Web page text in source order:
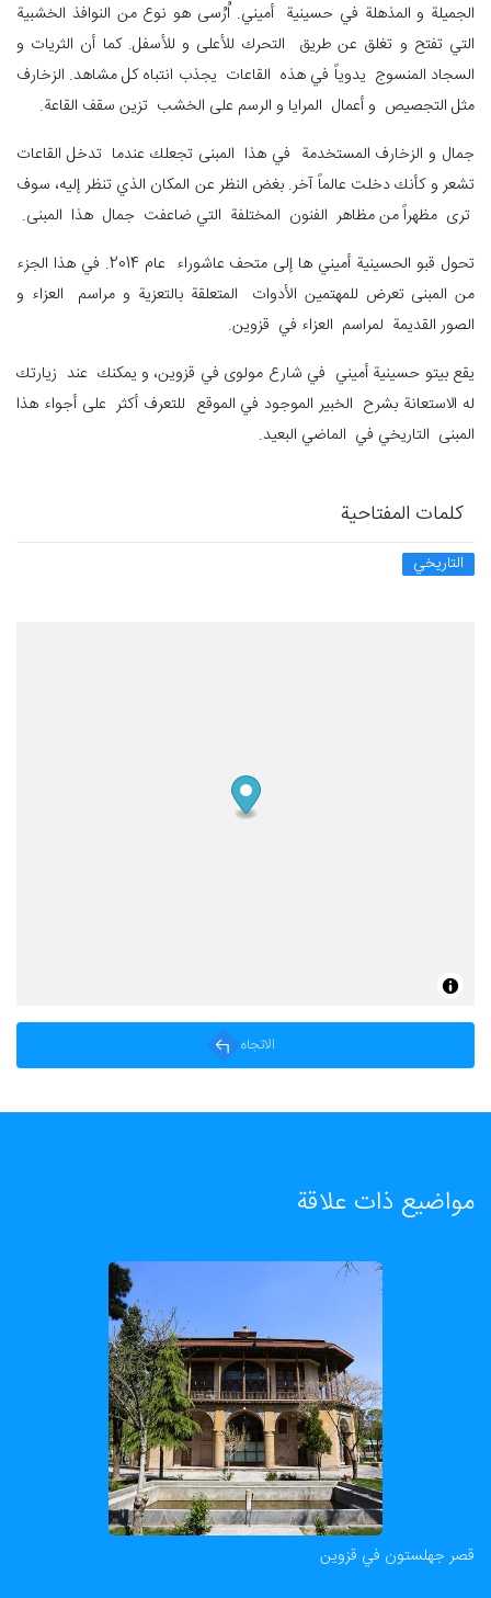
الاتجاه
الجميلة و المذهلة في حسينية أميني. اُرُسی هو نوع من النوافذ الخشبية
التي تفتح و تغلق عن طريق التحرك للأعلى و للأسفل. كما أن الثريات و
السجاد المنسوج يدوياً في هذه القاعات يجذب انتباه كل مشاهد. الزخارف
مثل التجصيص و أعمال المرايا و الرسم على الخشب تزين سقف القاعة.
جمال و الزخارف المستخدمة في هذا المبنى تجعلك عندما تدخل القاعات
تشعر و كأنك دخلت عالماً آخر. بغض النظر عن المكان الذي تنظر إليه، سوف
ترى مظهراً من مظاهر الفنون المختلفة التي ضاعفت جمال هذا المبنى.
تحول قبو الحسينية أميني ها إلى متحف عاشوراء عام 2014. في هذا الجزء
من المبنى تعرض للمهتمين الأدوات المتعلقة بالتعزية و مراسم العزاء و
الصور القديمة لمراسم العزاء في قزوين.
يقع بيتو حسينية أميني في شارع مولوی في قزوين، و يمكنك عند زيارتك
له الاستعانة بشرح الخبير الموجود في الموقع للتعرف أكثر على أجواء هذا
المبنى التاريخي في الماضي البعيد.
كلمات المفتاحية
التاريخي
مواضيع ذات علاقة
قصر جهلستون في قزوین